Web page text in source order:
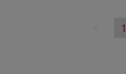
1